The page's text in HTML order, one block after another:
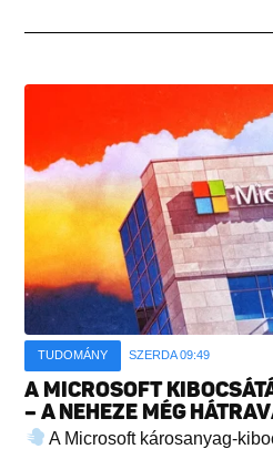
TUDOMÁNY SZERDA 09:49
A MICROSOFT
– A NEHEZE MÉG
A Microsoft károsanyag-